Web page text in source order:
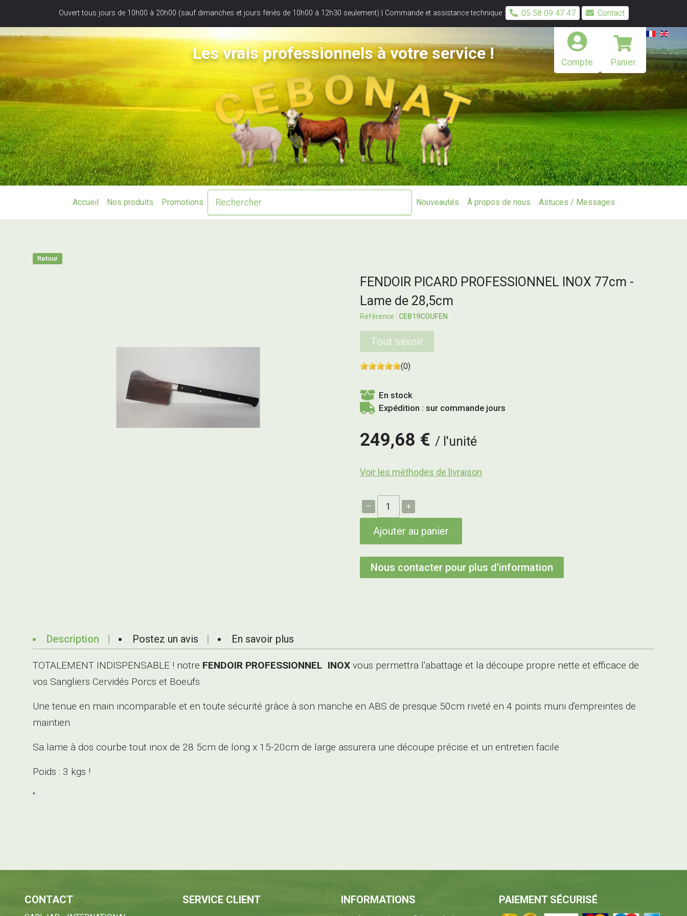
Ouvert tous jours de 10h00 à 20h00 (sauf dimanches et jours fériés de 10h00 à 12h30 seulement) | Commande et assistance technique : 05 58 09 47 47 Contact
Compte Panier
Les vrais professionnels à votre service !
Accueil Nos produits Promotions Nouveautés À propos de nous Astuces / Messages
Retour
FENDOIR PICARD PROFESSIONNEL INOX 77cm -
Lame de 28,5cm
CEB19COUFEN
Tout savoir
(0)
En stock
Expédition : sur commande jours
249,68 € l'unité
Voir les méthodes de livraison
– +
Ajouter au panier
Nous contacter pour plus d'information
Description Postez un avis En savoir plus
TOTALEMENT INDISPENSABLE ! notre FENDOIR PROFESSIONNEL INOX vous permettra l'abattage et la découpe propre nette et efficace de
vos Sangliers Cervidés Porcs et Boeufs.
Une tenue en main incomparable et en toute sécurité gràce à son manche en ABS de presque 50cm riveté en 4 points muni d'empreintes de
maintien
Sa lame à dos courbe tout inox de 28 5cm de long x 15-20cm de large assurera une découpe précise et un entretien facile
Poids : 3 kgs !
"
CONTACT SERVICE CLIENT INFORMATIONS PAIEMENT SÉCURISÉ